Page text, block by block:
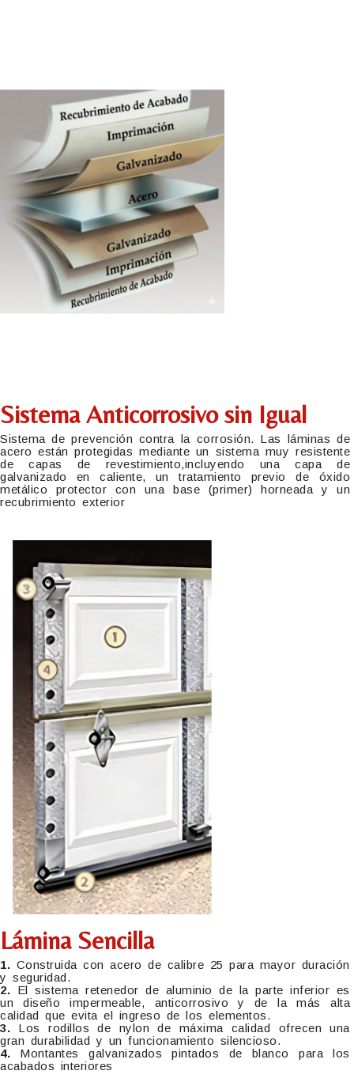
Sistema Anticorrosivo sin Igual
Sistema de prevención contra la corrosión. Las láminas de
acero están protegidas mediante un sistema muy resistente
de capas de revestimiento,incluyendo una capa de
galvanizado en caliente, un tratamiento previo de óxido
metálico protector con una base (primer) horneada y un
recubrimiento exterior
Lámina Sencilla
1. Construida con acero de calibre 25 para mayor duración
y seguridad.
2. El sistema retenedor de aluminio de la parte inferior es
un diseño impermeable, anticorrosivo y de la más alta
calidad que evita el ingreso de los elementos.
3. Los rodillos de nylon de máxima calidad ofrecen una
gran durabilidad y un funcionamiento silencioso.
4. Montantes galvanizados pintados de blanco para los
acabados interiores